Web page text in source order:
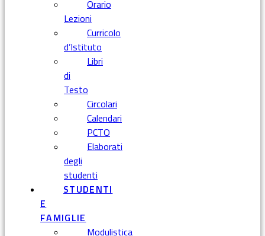
Orario
Lezioni
Curricolo
d’Istituto
Libri
di
Testo
Circolari
Calendari
PCTO
Elaborati
degli
studenti
STUDENTI
E
FAMIGLIE
Modulistica